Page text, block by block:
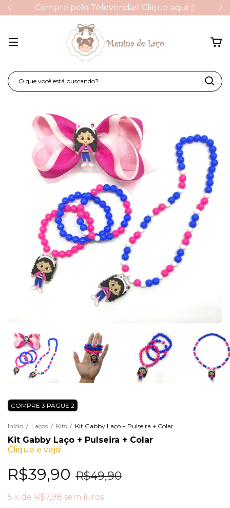
Compre pelo Televendas! Clique aqui ;)
COMPRE 3 PAGUE 2
Início / Laços / Kits / Kit Gabby Laço + Pulseira + Colar
Kit Gabby Laço + Pulseira + Colar
Clique e veja!
R$39,90 R$49,90
5 x de R$7,98 sem juros